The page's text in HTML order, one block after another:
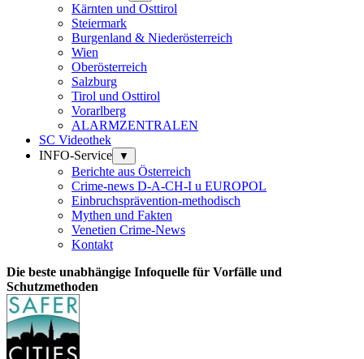
Kärnten und Osttirol
Steiermark
Burgenland & Niederösterreich
Wien
Oberösterreich
Salzburg
Tirol und Osttirol
Vorarlberg
ALARMZENTRALEN
SC Videothek
INFO-Service
▼
Berichte aus Österreich
Crime-news D-A-CH-I u EUROPOL
Einbruchsprävention-methodisch
Mythen und Fakten
Venetien Crime-News
Kontakt
Die beste unabhängige Infoquelle für Vorfälle und
Schutzmethoden